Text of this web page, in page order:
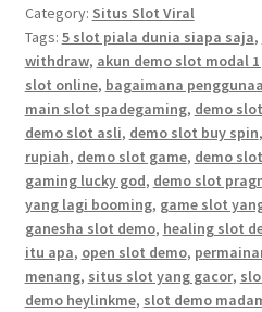
Category: Situs Slot Viral
Tags: 5 slot piala dunia siapa saja,
withdraw, akun demo slot modal
slot online, bagaimana
main slot spadegaming, demo
demo slot asli, demo slot buy spin,
rupiah, demo slot game, demo
gaming lucky god, demo slot
yang lagi booming, game slot
ganesha slot demo, healing slot
itu apa, open slot demo,
menang, situs slot yang gacor,
demo heylinkme, slot demo